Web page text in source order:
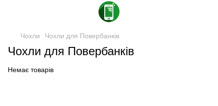
Чохли Чохли для Повербанків
Чохли для Повербанків
Немає товарів